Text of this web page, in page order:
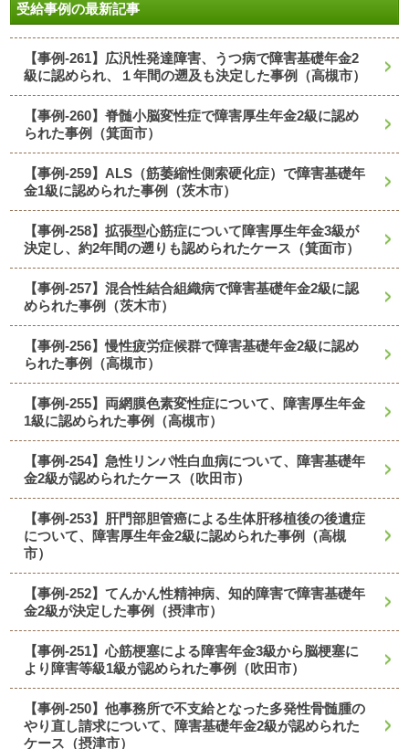
受給事例の最新記事
【事例-261】広汎性発達障害、うつ病で障害基礎年金2
級に認められ、１年間の遡及も決定した事例（高槻市）
【事例-260】脊髄小脳変性症で障害厚生年金2級に認め
られた事例（箕面市）
【事例-259】ALS（筋萎縮性側索硬化症）で障害基礎年
金1級に認められた事例（茨木市）
【事例-258】拡張型心筋症について障害厚生年金3級が
決定し、約2年間の遡りも認められたケース（箕面市）
【事例-257】混合性結合組織病で障害基礎年金2級に認
められた事例（茨木市）
【事例-256】慢性疲労症候群で障害基礎年金2級に認め
られた事例（高槻市）
【事例-255】両網膜色素変性症について、障害厚生年金
1級に認められた事例（高槻市）
【事例-254】急性リンパ性白血病について、障害基礎年
金2級が認められたケース（吹田市）
【事例-253】肝門部胆管癌による生体肝移植後の後遺症
について、障害厚生年金2級に認められた事例（高槻
市）
【事例-252】てんかん性精神病、知的障害で障害基礎年
金2級が決定した事例（摂津市）
【事例-251】心筋梗塞による障害年金3級から脳梗塞に
より障害等級1級が認められた事例（吹田市）
【事例-250】他事務所で不支給となった多発性骨髄腫の
やり直し請求について、障害基礎年金2級が認められた
ケース（摂津市）